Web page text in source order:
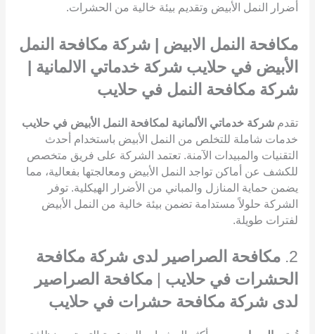
أضرار النمل الأبيض وتقديم بيئة خالية من الحشرات.
مكافحة النمل الابيض | شركة مكافحة النمل
الأبيض في حلايب شركة خدماتي الالمانية |
شركة مكافحة النمل في حلايب
تقدم شركة خدماتي الألمانية لمكافحة النمل الأبيض في حلايب
خدمات شاملة للتخلص من النمل الأبيض باستخدام أحدث
التقنيات والمبيدات الآمنة. تعتمد الشركة على فريق متخصص
للكشف عن أماكن تواجد النمل الأبيض ومعالجتها بفعالية، مما
يضمن حماية المنازل والمباني من الأضرار الهيكلية. توفر
الشركة حلولاً مستدامة تضمن بيئة خالية من النمل الأبيض
لفترات طويلة.
2. مكافحة الصراصير لدى شركة مكافحة
الحشرات في حلايب
مكافحة الصراصير
لدى شركة مكافحة حشرات في حلايب